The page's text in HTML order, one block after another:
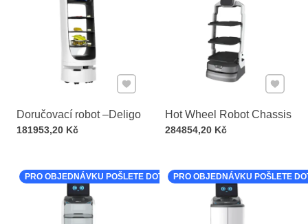
Doručovací robot –Deligo
Cena s DPH
181953,20 Kč
Přidat k Oblíbeným
Hot Wheel Robot Chassis
Cena s DPH
284854,20 Kč
Přidat k
PRO OBJEDNÁVKU POŠLETE DOTAZ PRO OBJEDNÁVKU POŠLETE